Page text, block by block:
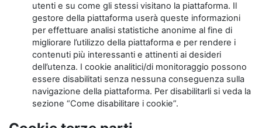
utenti e su come gli stessi visitano la piattaforma. Il
gestore della piattaforma userà queste informazioni
per effettuare analisi statistiche anonime al fine di
migliorare l’utilizzo della piattaforma e per rendere i
contenuti più interessanti e attinenti ai desideri
dell’utenza. I cookie analitici/di monitoraggio possono
essere disabilitati senza nessuna conseguenza sulla
navigazione della piattaforma. Per disabilitarli si veda la
sezione “Come disabilitare i cookie”.